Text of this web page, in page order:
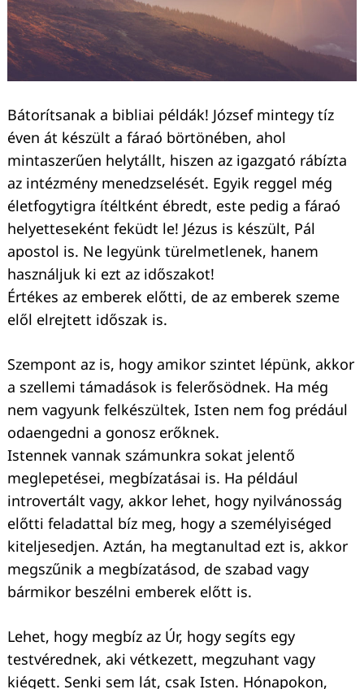
Bátorítsanak a bibliai példák! József mintegy tíz
éven át készült a fáraó börtönében, ahol
mintaszerűen helytállt, hiszen az igazgató rábízta
az intézmény menedzselését. Egyik reggel még
életfogytigra ítéltként ébredt, este pedig a fáraó
helyetteseként feküdt le! Jézus is készült, Pál
apostol is. Ne legyünk türelmetlenek, hanem
használjuk ki ezt az időszakot!
Értékes az emberek előtti, de az emberek szeme
elől elrejtett időszak is.
Szempont az is, hogy amikor szintet lépünk, akkor
a szellemi támadások is felerősödnek. Ha még
nem vagyunk felkészültek, Isten nem fog prédául
odaengedni a gonosz erőknek.
Istennek vannak számunkra sokat jelentő
meglepetései, megbízatásai is. Ha például
introvertált vagy, akkor lehet, hogy nyilvánosság
előtti feladattal bíz meg, hogy a személyiséged
kiteljesedjen. Aztán, ha megtanultad ezt is, akkor
megszűnik a megbízatásod, de szabad vagy
bármikor beszélni emberek előtt is.
Lehet, hogy megbíz az Úr, hogy segíts egy
testvérednek, aki vétkezett, megzuhant vagy
kiégett. Senki sem lát, csak Isten. Hónapokon,